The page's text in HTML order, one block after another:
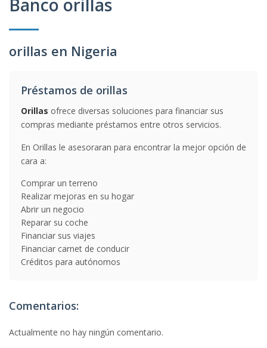
Banco orillas
orillas en Nigeria
Préstamos de orillas
Orillas ofrece diversas soluciones para financiar sus
compras mediante préstamos entre otros servicios.
En Orillas le asesoraran para encontrar la mejor opción de
cara a:
Comprar un terreno
Realizar mejoras en su hogar
Abrir un negocio
Reparar su coche
Financiar sus viajes
Financiar carnet de conducir
Créditos para autónomos
Comentarios:
Actualmente no hay ningún comentario.